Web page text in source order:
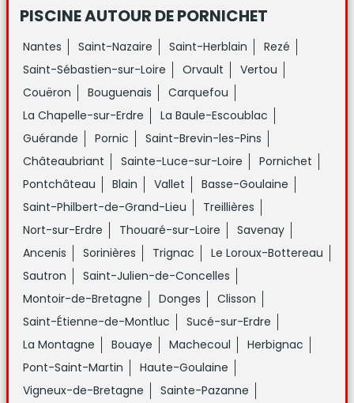
PISCINEAUTOUR DE PORNICHET
Nantes Saint-Nazaire Saint-Herblain
Rezé
Saint-Sébastien-sur-Loire
Orvault
Vertou
Couëron
Bouguenais
Carquefou
La Chapelle-sur-Erdre
La Baule-Escoublac
Guérande
Pornic
Saint-Brevin-les-Pins
Châteaubriant
Sainte-Luce-sur-Loire
Pornichet
Pontchâteau
Blain Vallet
Basse-Goulaine
Saint-Philbert-de-Grand-Lieu
Treillières
Nort-sur-Erdre
Thouaré-sur-Loire
Savenay
Ancenis
Sorinières Trignac
Le Loroux-Bottereau
Sautron
Saint-Julien-de-Concelles
Montoir-de-Bretagne
Donges
Clisson
Saint-Étienne-de-Montluc
Sucé-sur-Erdre
La Montagne
Bouaye Machecoul
Herbignac
Pont-Saint-Martin
Haute-Goulaine
Vigneux-de-Bretagne
Sainte-Pazanne